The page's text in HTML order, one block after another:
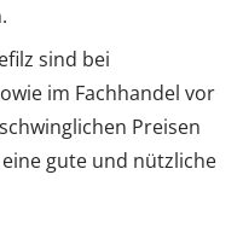
sind bei
im Fachhandel vor
Preisen
gute und nützliche